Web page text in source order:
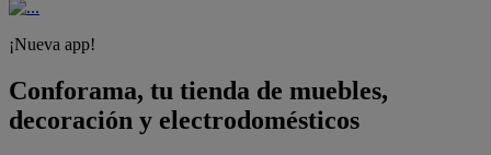
¡Nueva app!
Conforama, tu tienda de muebles,
decoración y electrodomésticos